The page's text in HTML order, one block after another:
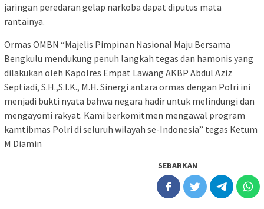
jaringan peredaran gelap narkoba dapat diputus mata
rantainya.
Ormas OMBN “Majelis Pimpinan Nasional Maju Bersama
Bengkulu mendukung penuh langkah tegas dan hamonis yang
dilakukan oleh Kapolres Empat Lawang AKBP Abdul Aziz
Septiadi, S.H.,S.I.K., M.H. Sinergi antara ormas dengan Polri ini
menjadi bukti nyata bahwa negara hadir untuk melindungi dan
mengayomi rakyat. Kami berkomitmen mengawal program
kamtibmas Polri di seluruh wilayah se-Indonesia” tegas Ketum
M Diamin
SEBARKAN